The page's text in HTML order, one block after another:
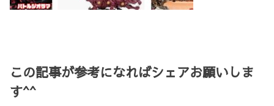
この記事が参考になればシェアお願いしま
す^^